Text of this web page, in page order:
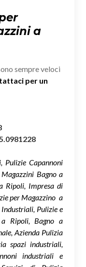
a
sempre veloci
per un
Pulizie Capannoni
Bagno a
Ripoli, Impresa di
per Magazzino a
Pulizie e
a Ripoli, Bagno a
Azienda Pulizia
spazi industriali,
industriali e